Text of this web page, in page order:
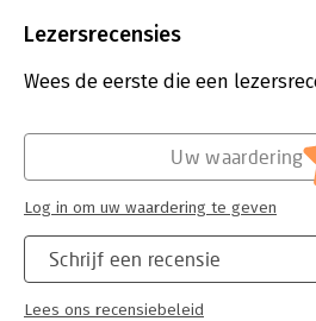
Originele titel: The Withdrawal: Iraq,
Uitgever:
Verschijningsdatum:
8-9-2022
Mens en
Lezersrecensies
Wees de eerste die een
Schrijf een recensie
Lees ons recensiebeleid
Uw waardering
Log in om uw waardering te geven